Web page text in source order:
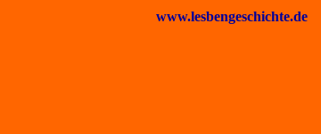
www.lesbengeschichte.de